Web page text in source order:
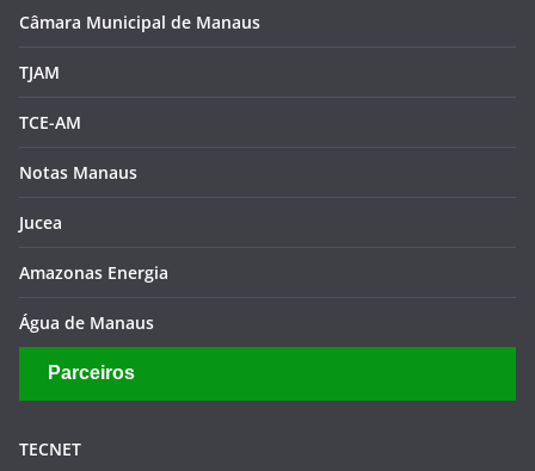
Câmara Municipal de Manaus
TJAM
TCE-AM
Notas Manaus
Jucea
Amazonas Energia
Água de Manaus
Parceiros
TECNET